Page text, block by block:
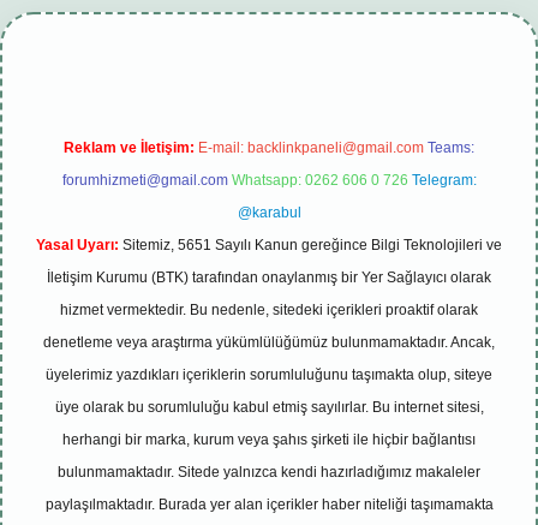
girişbetexper güncel
Reklam ve İletişim: E-mail: backlinkpaneli@gmail.com Teams:
forumhizmeti@gmail.com Whatsapp: 0262 606 0 726 Telegram:
@karabul
Yasal Uyarı: Sitemiz, 5651 Sayılı Kanun gereğince Bilgi Teknolojileri ve
İletişim Kurumu (BTK) tarafından onaylanmış bir Yer Sağlayıcı olarak
hizmet vermektedir. Bu nedenle, sitedeki içerikleri proaktif olarak
denetleme veya araştırma yükümlülüğümüz bulunmamaktadır. Ancak,
üyelerimiz yazdıkları içeriklerin sorumluluğunu taşımakta olup, siteye
üye olarak bu sorumluluğu kabul etmiş sayılırlar. Bu internet sitesi,
herhangi bir marka, kurum veya şahıs şirketi ile hiçbir bağlantısı
bulunmamaktadır. Sitede yalnızca kendi hazırladığımız makaleler
paylaşılmaktadır. Burada yer alan içerikler haber niteliği taşımamakta